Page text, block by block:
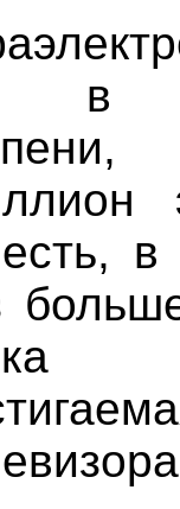
в
в